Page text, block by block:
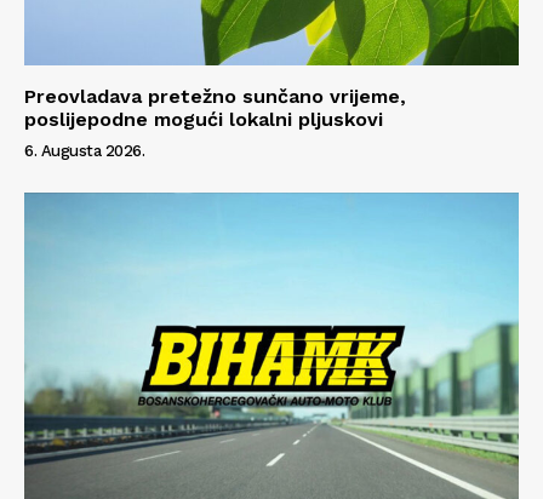
Preovladava pretežno sunčano vrijeme,
poslijepodne mogući lokalni pljuskovi
6. Augusta 2026.